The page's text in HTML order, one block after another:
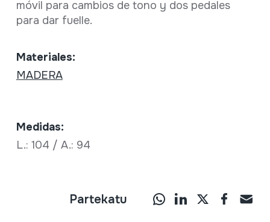
móvil para cambios de tono y dos pedales
para dar fuelle.
Materiales:
MADERA
Medidas:
L.: 104 / A.: 94
Partekatu